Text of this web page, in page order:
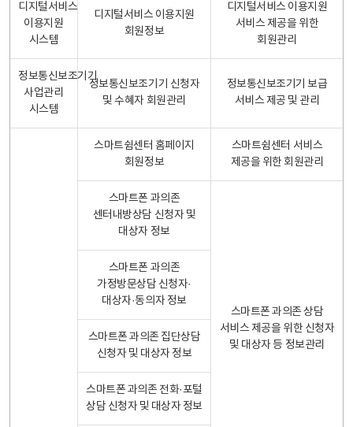
디지털서비스
이용지원
시스템
디지털서비스 이용지원
회원정보
디지털서비스 이용지원
서비스 제공을 위한
회원관리
정보통신보조기기
사업관리
시스템
정보통신보조기기 신청자
및 수혜자 회원관리
정보통신보조기기 보급
서비스 제공 및 관리
스마트쉼센터 홈페이지
회원정보
스마트쉼센터 서비스
제공을 위한 회원관리
스마트폰 과의존
센터내방상담 신청자 및
대상자 정보
스마트폰 과의존 상담
서비스 제공을 위한 신청자
및 대상자 등 정보관리
스마트폰 과의존
가정방문상담 신청자·
대상자·동의자 정보
스마트폰 과의존 집단상담
신청자 및 대상자 정보
스마트폰 과의존 전화·포털
상담 신청자 및 대상자 정보